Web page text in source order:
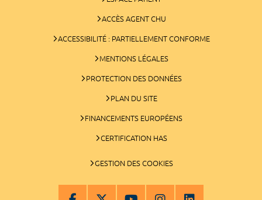
ACCÈS AGENT CHU
ACCESSIBILITÉ : PARTIELLEMENT CONFORME
MENTIONS LÉGALES
PROTECTION DES DONNÉES
PLAN DU SITE
FINANCEMENTS EUROPÉENS
CERTIFICATION HAS
GESTION DES COOKIES